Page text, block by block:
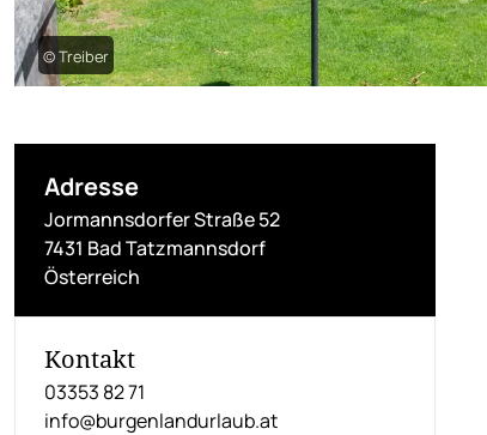
© Treiber
Adresse
Jormannsdorfer Straße 52
7431 Bad Tatzmannsdorf
Österreich
Kontakt
03353 82 71
info@burgenlandurlaub.at